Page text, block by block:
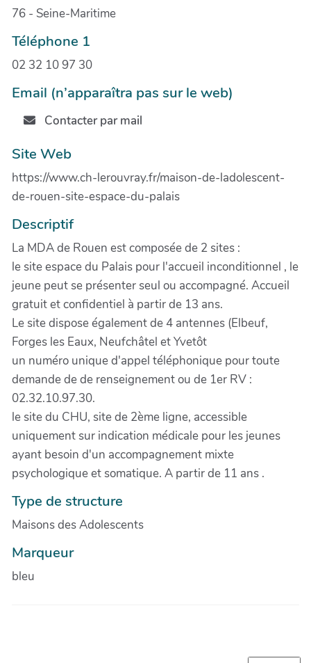
76 - Seine-Maritime
Téléphone 1
02 32 10 97 30
Email (n’apparaîtra pas sur le web)
Contacter par mail
Site Web
https://www.ch-lerouvray.fr/maison-de-ladolescent-
de-rouen-site-espace-du-palais
Descriptif
La MDA de Rouen est composée de 2 sites :
le site espace du Palais pour l'accueil inconditionnel , le
jeune peut se présenter seul ou accompagné. Accueil
gratuit et confidentiel à partir de 13 ans.
Le site dispose également de 4 antennes (Elbeuf,
Forges les Eaux, Neufchâtel et Yvetôt
un numéro unique d'appel téléphonique pour toute
demande de de renseignement ou de 1er RV :
02.32.10.97.30.
le site du CHU, site de 2ème ligne, accessible
uniquement sur indication médicale pour les jeunes
ayant besoin d'un accompagnement mixte
psychologique et somatique. A partir de 11 ans .
Type de structure
Maisons des Adolescents
Marqueur
bleu